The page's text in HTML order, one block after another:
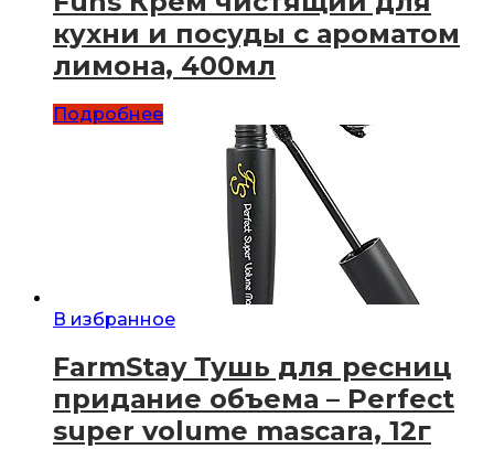
кухни и посуды с ароматом
лимона, 400мл
Подробнее
В избранное
FarmStay Тушь для ресниц
придание объема – Perfect
super volume mascara, 12г